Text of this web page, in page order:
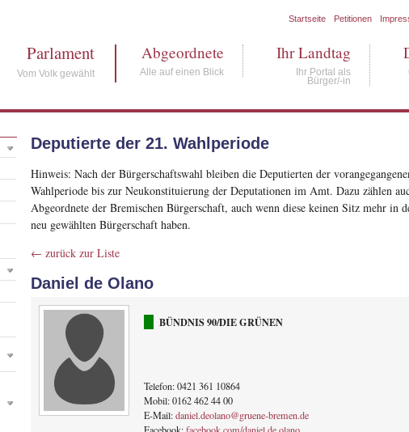
Startseite Petitionen
Parlament
Vom Volk gewählt
Abgeordnete
Alle auf einen Blick
Ihr Landtag
Ihr Portal als
Bürger/-in
Deputierte der 21. Wahlperiode
Hinweis: Nach der Bürgerschaftswahl bleiben die Deputierten der
Wahlperiode bis zur Neukonstituierung der Deputationen im Amt. Dazu zählen
Abgeordnete der Bremischen Bürgerschaft, auch wenn diese keinen Sitz mehr in
neu gewählten Bürgerschaft haben.
← zurück zur Liste
Daniel de Olano
BÜNDNIS 90/DIE GRÜNEN
Telefon: 0421 361 10864
Mobil: 0162 462 44 00
E-Mail:daniel.deolano@gruene-bremen.de
Facebook:facebook.com/daniel.de.olano